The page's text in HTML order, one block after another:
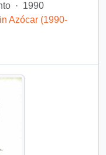
· 1990
Azócar (1990-